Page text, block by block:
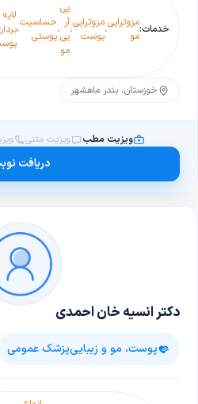
خدمات:مزوتراپی
مو
،مزوتراپی
پوست
،
پی
آر
پی
مو
،حساسیت
پوستی
،
لایه
خوزستان، بندر ماهشهر
ویزیت مطب ویزیت متنی
دریافت
دکتر انسیه خان احمدی
پوست، مو و زیباییپزشک عمومی